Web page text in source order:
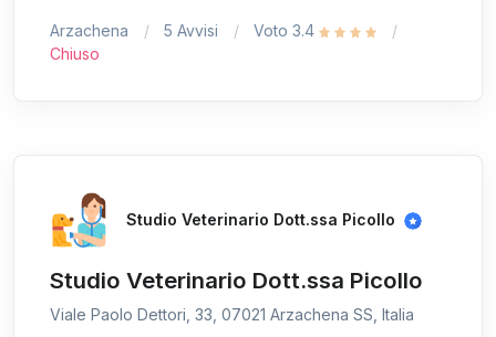
Arzachena 5 Avvisi
Voto 3.4
Chiuso
Studio Veterinario Dott.ssa Picollo
Studio Veterinario Dott.ssa Picollo
Viale Paolo Dettori, 33, 07021 Arzachena SS, Italia